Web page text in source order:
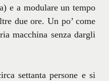
e a modulare un tempo
due ore. Un po’ come
macchina senza dargli
settanta persone e si